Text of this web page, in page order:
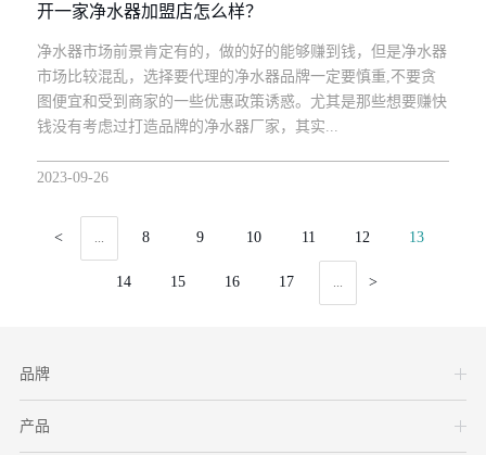
开一家净水器加盟店怎么样？
净水器市场前景肯定有的，做的好的能够赚到钱，但是净水器
市场比较混乱，选择要代理的净水器品牌一定要慎重,不要贪
图便宜和受到商家的一些优惠政策诱惑。尤其是那些想要赚快
钱没有考虑过打造品牌的净水器厂家，其实...
2023-09-26
< 8 9 10 11 12 13
14 15 16 17 >
品牌
产品